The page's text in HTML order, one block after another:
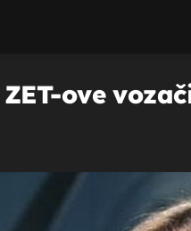
ove